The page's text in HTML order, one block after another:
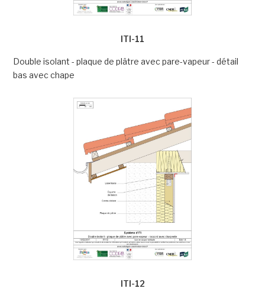
ITI-11
Double isolant - plaque de plâtre avec pare-vapeur - détail
bas avec chape
ITI-12